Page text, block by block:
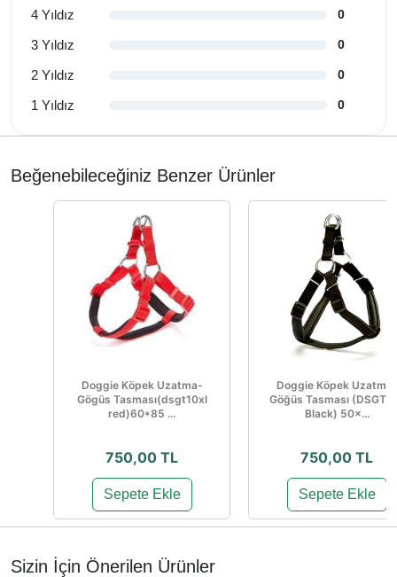
4 Yıldız 0
3 Yıldız 0
2 Yıldız 0
1 Yıldız 0
Beğenebileceğiniz Benzer Ürünler
Doggie Köpek Uzatma-
Gögüs Tasması(dsgt10xl
red)60*85 ...
750,00 TL
Sepete Ekle
Doggie Köpek Uzatma-
Göğüs Tasması
Black) 50×...
750,00 TL
Sepete Ekle
Sizin İçin Önerilen Ürünler